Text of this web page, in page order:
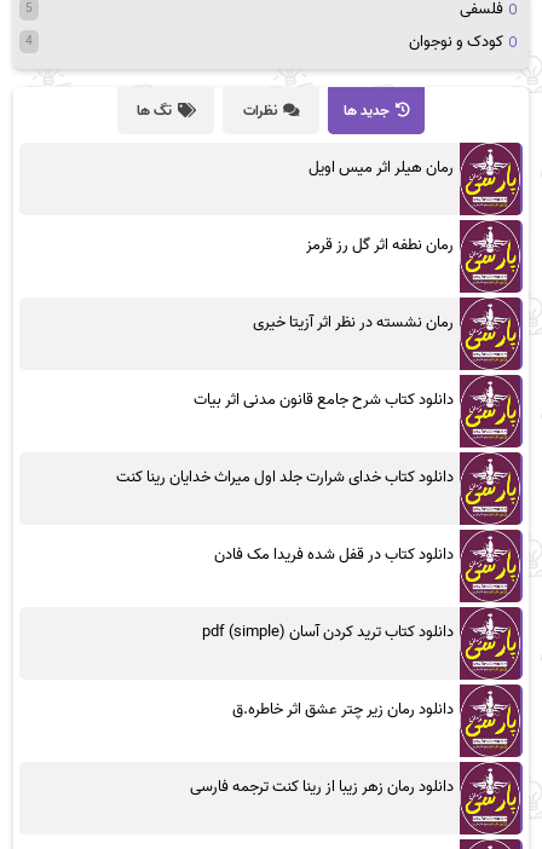
فلسفی 5
کودک و نوجوان 4
جدید ها نظرات تگ ها
رمان هیلر اثر میس اویل
رمان نطفه اثر گل رز قرمز
رمان نشسته در نظر اثر آزیتا خیری
دانلود کتاب شرح جامع قانون مدنی اثر بیات
دانلود کتاب خدای شرارت جلد اول میراث خدایان رینا کنت
دانلود کتاب در قفل شده فریدا مک فادن
دانلود کتاب ترید کردن آسان (simple) pdf
دانلود رمان زیر چتر عشق اثر خاطره.ق
دانلود رمان زهر زیبا از رینا کنت ترجمه فارسی